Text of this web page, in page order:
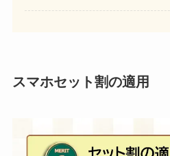
スマホセット割の適用